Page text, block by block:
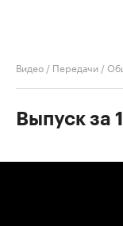
Видео / Передачи /
Выпуск за